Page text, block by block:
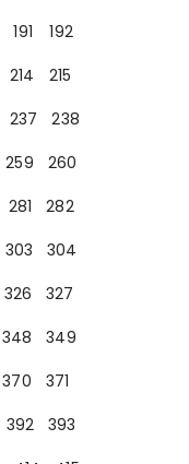
191
192
214
215
237
238
259
260
281
282
303
304
326
327
348
349
370
371
392
393